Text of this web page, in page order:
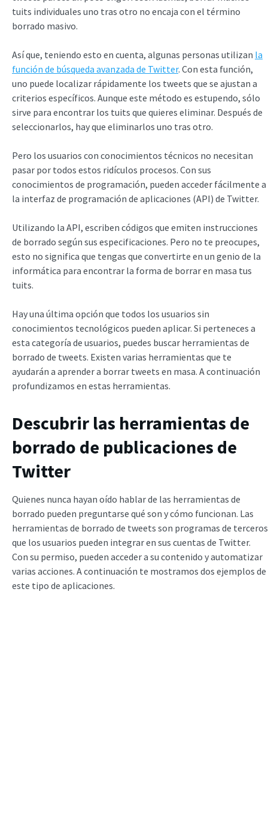
tuits individuales uno tras otro no encaja con el término
borrado masivo.
Así que, teniendo esto en cuenta, algunas personas utilizan la
función de búsqueda avanzada de Twitter. Con esta función,
uno puede localizar rápidamente los tweets que se ajustan a
criterios específicos. Aunque este método es estupendo, sólo
sirve para encontrar los tuits que quieres eliminar. Después de
seleccionarlos, hay que eliminarlos uno tras otro.
Pero los usuarios con conocimientos técnicos no necesitan
pasar por todos estos ridículos procesos. Con sus
conocimientos de programación, pueden acceder fácilmente a
la interfaz de programación de aplicaciones (API) de Twitter.
Utilizando la API, escriben códigos que emiten instrucciones
de borrado según sus especificaciones. Pero no te preocupes,
esto no significa que tengas que convertirte en un genio de la
informática para encontrar la forma de borrar en masa tus
tuits.
Hay una última opción que todos los usuarios sin
conocimientos tecnológicos pueden aplicar. Si perteneces a
esta categoría de usuarios, puedes buscar herramientas de
borrado de tweets. Existen varias herramientas que te
ayudarán a aprender a borrar tweets en masa. A continuación
profundizamos en estas herramientas.
Descubrir las herramientas de
borrado de publicaciones de
Twitter
Quienes nunca hayan oído hablar de las herramientas de
borrado pueden preguntarse qué son y cómo funcionan. Las
herramientas de borrado de tweets son programas de terceros
que los usuarios pueden integrar en sus cuentas de Twitter.
Con su permiso, pueden acceder a su contenido y automatizar
varias acciones. A continuación te mostramos dos ejemplos de
este tipo de aplicaciones.